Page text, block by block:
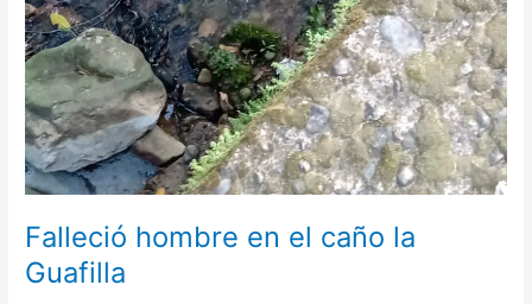
Falleció hombre en el caño la
Guafilla